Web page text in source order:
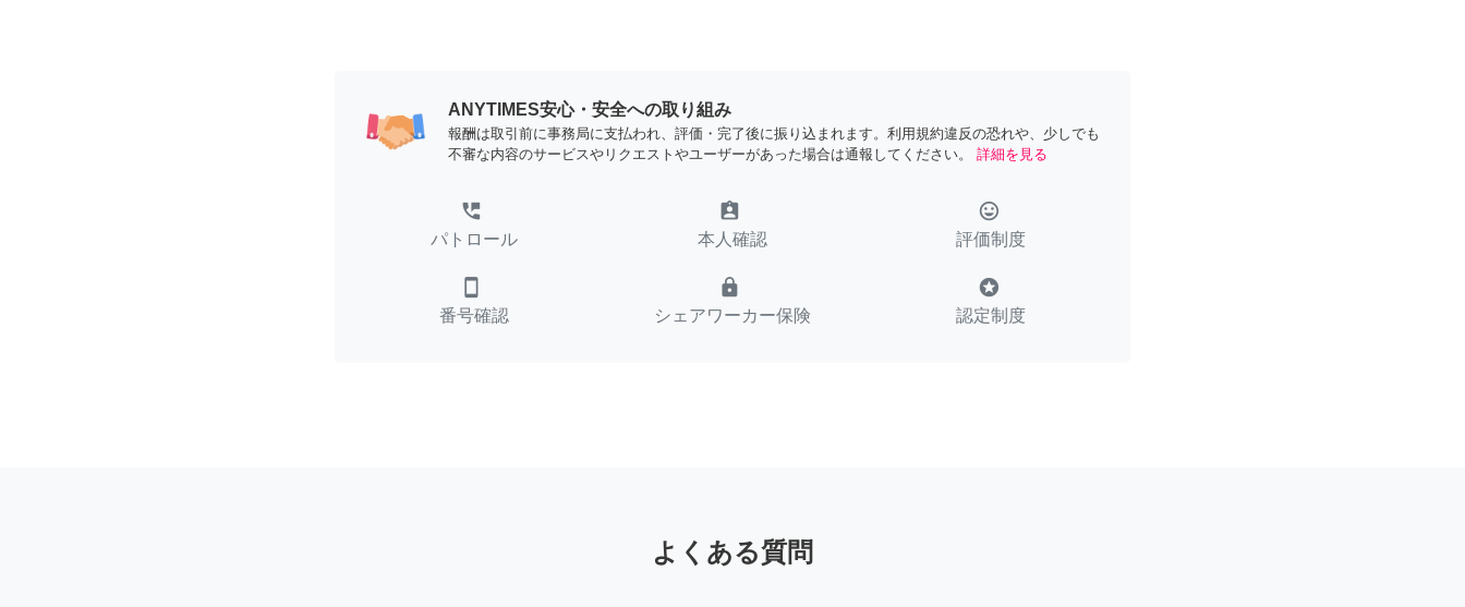
ANYTIMES安心・安全への取り組み
報酬は取引前に事務局に支払われ、評価・完了後に振り込まれます。利用規約違反の恐れや、少しでも
不審な内容のサービスやリクエストやユーザーがあった場合は通報してください。
詳細を見る
perm_phone_msg
パトロール
assignment_ind
本人確認
tag_faces
評価制度
smartphone
番号確認
lock
シェアワーカー保険
stars
認定制度
よくある質問